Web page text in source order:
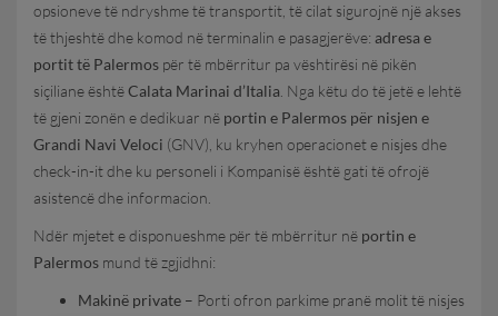
opsioneve të ndryshme të transportit, të cilat sigurojnë një akses
të thjeshtë dhe komod në terminalin e pasagjerëve: adresa e
portit të Palermos për të mbërritur pa vështirësi në pikën
siçiliane ështëCalata Marinai d’Italia . Nga këtu do të jetë e lehtë
të gjeni zonën e dedikuar në portin e Palermos për nisjen e
Grandi Navi Veloci (GNV), ku kryhen operacionet e nisjes dhe
check-in-it dhe ku personeli i Kompanisë është gati të ofrojë
asistencë dhe informacion.
Ndër mjetet e disponueshme për të mbërritur në portin e
Palermos mund të zgjidhni:
Makinë private – Porti ofron parkime pranë molit të nisjes